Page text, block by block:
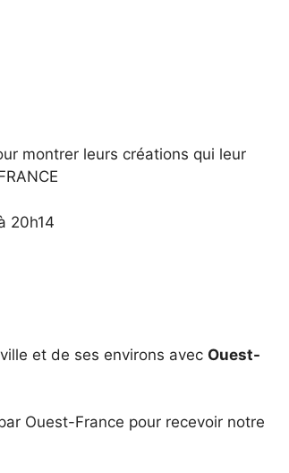
montrer leurs créations qui leur
20h14
et de ses environs avec Ouest-
Ouest-France pour recevoir notre